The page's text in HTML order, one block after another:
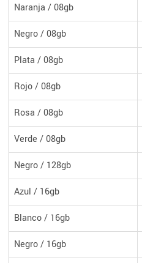
Naranja / 08gb
Negro / 08gb
Plata / 08gb
Rojo / 08gb
Rosa / 08gb
Verde / 08gb
Negro / 128gb
Azul / 16gb
Blanco / 16gb
Negro / 16gb